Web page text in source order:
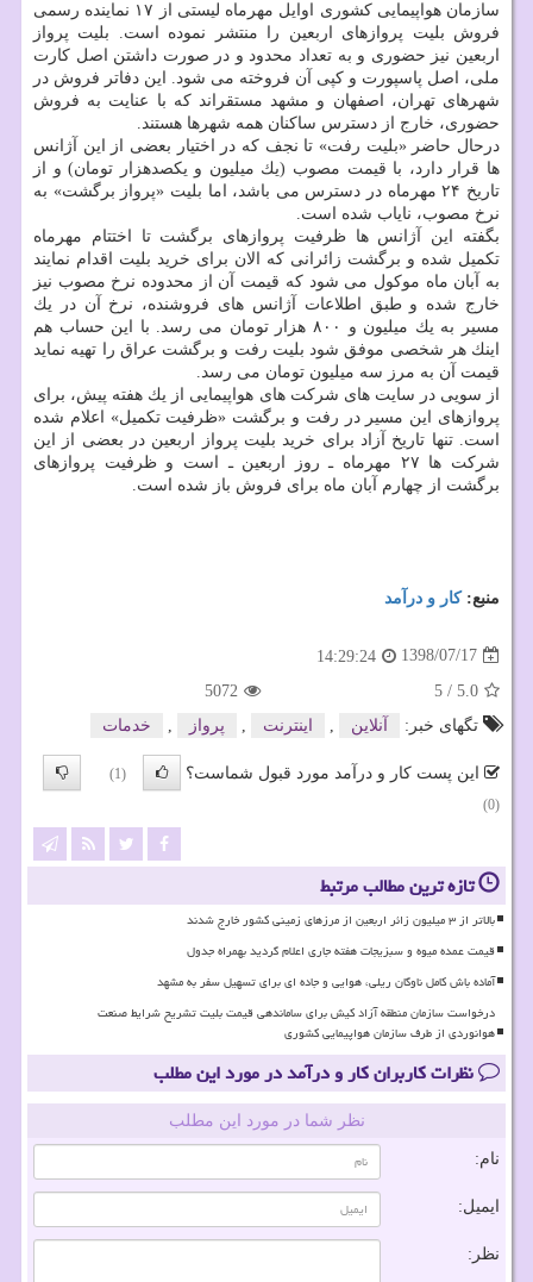
سازمان هواپیمایی كشوری اوایل مهرماه لیستی از ۱۷ نماینده رسمی
فروش بلیت پروازهای اربعین را منتشر نموده است. بلیت پرواز
اربعین نیز حضوری و به تعداد محدود و در صورت داشتن اصل كارت
ملی، اصل پاسپورت و كپی آن فروخته می شود. این دفاتر فروش در
شهرهای تهران، اصفهان و مشهد مستقراند كه با عنایت به فروش
حضوری، خارج از دسترس ساكنان همه شهرها هستند.
درحال حاضر «بلیت رفت» تا نجف كه در اختیار بعضی از این آژانس
ها قرار دارد، با قیمت مصوب (یك میلیون و یكصدهزار تومان) و از
تاریخ ۲۴ مهرماه در دسترس می باشد، اما بلیت «پرواز برگشت» به
نرخ مصوب، نایاب شده است.
بگفته این آژانس ها ظرفیت پروازهای برگشت تا اختتام مهرماه
تكمیل شده و برگشت زائرانی كه الان برای خرید بلیت اقدام نمایند
به آبان ماه موكول می شود كه قیمت آن از محدوده نرخ مصوب نیز
خارج شده و طبق اطلاعات آژانس های فروشنده، نرخ آن در یك
مسیر به یك میلیون و ۸۰۰ هزار تومان می رسد. با این حساب هم
اینك هر شخصی موفق شود بلیت رفت و برگشت عراق را تهیه نماید
قیمت آن به مرز سه میلیون تومان می رسد.
از سویی در سایت های شركت های هواپیمایی از یك هفته پیش، برای
پروازهای این مسیر در رفت و برگشت «ظرفیت تكمیل» اعلام شده
است. تنها تاریخ آزاد برای خرید بلیت پرواز اربعین در بعضی از این
شركت ها ۲۷ مهرماه ـ روز اربعین ـ است و ظرفیت پروازهای
برگشت از چهارم آبان ماه برای فروش باز شده است.
منبع:كار و درآمد
1398/07/17
14:29:24
5.0
/
5
5072
تگهای خبر:
آنلاین , اینترنت , پرواز , خدمات
این پست کار و درآمد مورد قبول شماست؟
(1)
(0)
تازه ترین مطالب مرتبط
بالاتر از ۳ میلیون زائر اربعین از مرزهای زمینی کشور خارج شدند
قیمت عمده میوه و سبزیجات هفته جاری اعلام گردید بهمراه جدول
آماده باش کامل ناوگان ریلی، هوایی و جاده ای برای تسهیل سفر به مشهد
درخواست سازمان منطقه آزاد کیش برای ساماندهی قیمت بلیت تشریح شرایط صنعت
هوانوردی از طرف سازمان هواپیمایی کشوری
نظرات کاربران کار و درآمد در مورد این مطلب
نظر شما در مورد این مطلب
نام:
ایمیل:
نظر: